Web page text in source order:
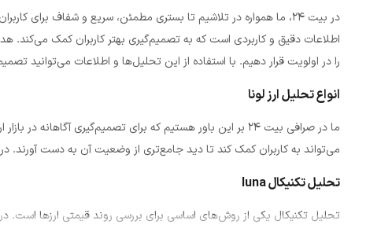
در بیت ۲۴، ما همواره در تلاشیم تا بستری مطمئن، سریع و شفاف برای
اطلاعات دقیق و کاربردی است که به تصمیم‌گیری بهتر کاربران کمک می‌کند.
را در اولویت قرار دهیم. با استفاده از این تحلیل‌ها و اطلاعات می‌توانید
انواع تحلیل ارز لونا
ما در صرافی بیت ۲۴ بر این باور هستیم که برای تصمیم‌گیری
می‌تواند به کاربران کمک کند تا دید جامع‌تری از وضعیت آن به دست آورند. در
تحلیل تکنیکال luna
تحلیل تکنیکال یکی از روش‌های اساسی برای بررسی روند قیمتی ارزها است.